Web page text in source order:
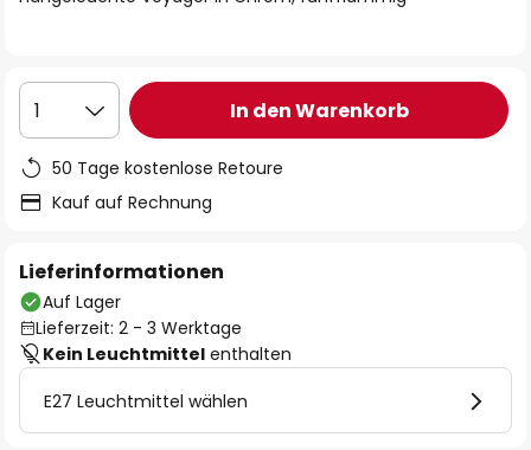
1 In den Warenkorb
50 Tage kostenlose Retoure
Kauf auf Rechnung
Lieferinformationen
Auf Lager
Lieferzeit: 2 - 3 Werktage
Kein Leuchtmittel enthalten
E27 Leuchtmittel wählen